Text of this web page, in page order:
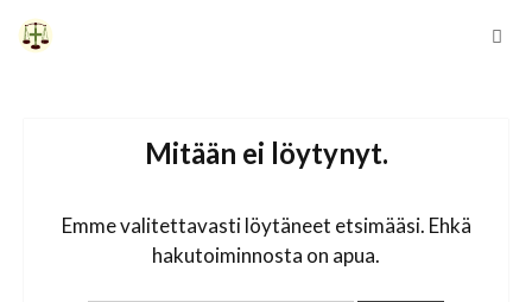
Siirry
sisältöön
Mitään ei löytynyt.
Emme valitettavasti löytäneet etsimääsi. Ehkä
hakutoiminnosta on apua.